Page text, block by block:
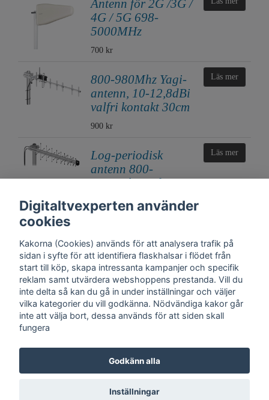
Antenn för 2G /3G /
4G / 5G 698-
5000MHz
700 kr
800-980Mhz Yagi-
antenn, 10-12,8dBi
valfri kontakt 30cm
900 kr
Läs mer
Log-periodisk
antenn 800-
2170Mhz , 5dBi 5m
SMA-hane MiMo
950 kr
Läs mer
Kontakt Trygghet Cookies Support Köpinfo Om oss English
Köpvillkor, Digitaltvexperten.se
Digitaltvexperten använder
cookies
Kakorna (Cookies) används för att analysera trafik på
sidan i syfte för att identifiera flaskhalsar i flödet från
start till köp, skapa intressanta kampanjer och specifik
reklam samt utvärdera webshoppens prestanda. Vill du
inte delta så kan du gå in under inställningar och väljer
vilka kategorier du vill godkänna. Nödvändiga kakor går
inte att välja bort, dessa används för att siden skall
fungera
Godkänn alla
Inställningar